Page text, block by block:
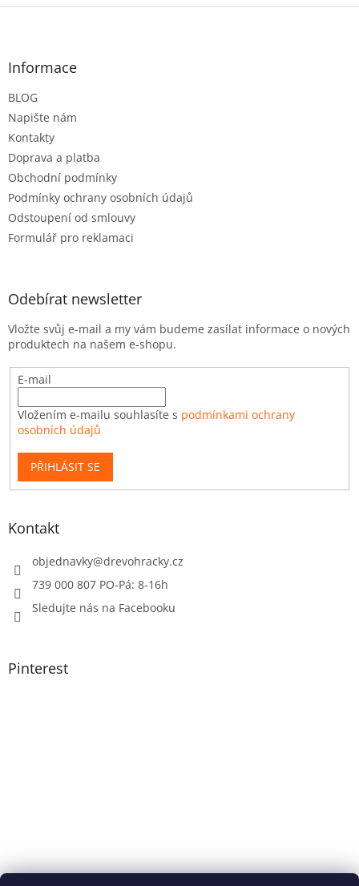
Z
Informace
BLOG
Napište nám
Kontakty
Doprava a platba
Obchodní podmínky
Podmínky ochrany osobních údajů
Odstoupení od smlouvy
Formulář pro reklamaci
Odebírat newsletter
Vložte svůj e-mail a my vám budeme zasílat informace o nových
produktech na našem e-shopu.
E-mail
Vložením e-mailu souhlasíte s podmínkami ochrany
osobních údajů
PŘIHLÁSIT SE
Kontakt
objednavky@drevohracky.cz
739 000 807 PO-Pá: 8-16h
Sledujte nás na Facebooku
Pinterest